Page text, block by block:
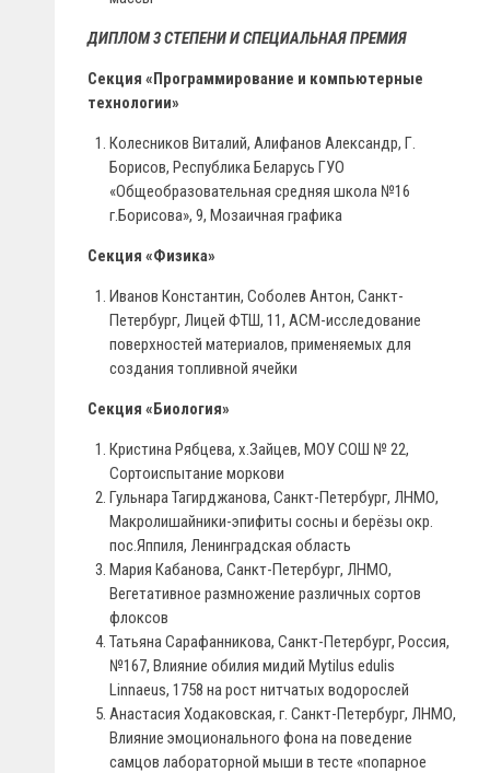
ДИПЛОМ 3 СТЕПЕНИ И СПЕЦИАЛЬНАЯ ПРЕМИЯ
Секция «Программирование и компьютерные
технологии»
Колесников Виталий, Алифанов Александр, Г.
Борисов, Республика Беларусь ГУО
«Общеобразовательная средняя школа №16
г.Борисова», 9, Мозаичная графика
Секция «Физика»
Иванов Константин, Соболев Антон, Санкт-
Петербург, Лицей ФТШ, 11, АСМ-исследование
поверхностей материалов, применяемых для
создания топливной ячейки
Секция «Биология»
Кристина Рябцева, х.Зайцев, МОУ СОШ № 22,
Сортоиспытание моркови
Гульнара Тагирджанова, Санкт-Петербург, ЛНМО,
Макролишайники-эпифиты сосны и берёзы окр.
пос.Яппиля, Ленинградская область
Мария Кабанова, Санкт-Петербург, ЛНМО,
Вегетативное размножение различных сортов
флоксов
Татьяна Сарафанникова, Санкт-Петербург, Россия,
№167, Влияние обилия мидий Mytilus edulis
Linnaeus, 1758 на рост нитчатых водорослей
Анастасия Ходаковская, г. Санкт-Петербург, ЛНМО,
Влияние эмоционального фона на поведение
самцов лабораторной мыши в тесте «попарное